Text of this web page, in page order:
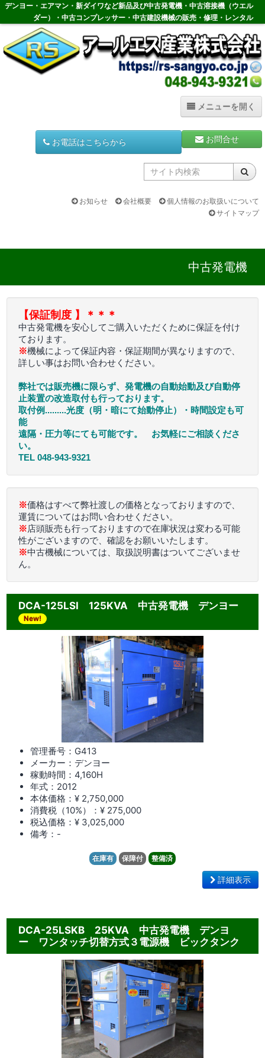
コ
ツ
デンヨー・エアマン・新ダイワなど新品及び中古発電機・中古溶接機（ウエル
ダー）・中古コンプレッサー・中古建設機械の販売・修理・レンタル
メニューを開く
ホーム
HOME
Generator
中古溶接機
Compressor
Q&A
お問合せ
お電話はこちらから
お知らせ 会社概要
個人情報のお取扱いについて
サイトマップ
中古発電機
【保証制度 】＊＊＊
中古発電機を安心してご購入いただくために保証を付け
ております。
※機械によって保証内容・保証期間が異なりますので、
詳しい事はお問い合わせください。
弊社では販売機に限らず、発電機の自動始動及び自動停
止装置の改造取付も行っております。
取付例.........光度（明・暗にて始動停止）・時間設定も可
能
遠隔・圧力等にても可能です。 お気軽にご相談くださ
い。
TEL 048-943-9321
※価格はすべて弊社渡しの価格となっておりますので、
運賃についてはお問い合わせください。
※店頭販売も行っておりますので在庫状況は変わる可能
性がございますので、確認をお願いいたします。
※中古機械については、取扱説明書はついてございませ
ん。
DCA-125LSI 125KVA 中古発電機 デンヨー
New!
管理番号：G413
メーカー：デンヨー
稼動時間：4,160H
年式：2012
本体価格：¥ 2,750,000
消費税（10%）：¥ 275,000
税込価格：¥ 3,025,000
備考：-
在庫有 保障付 整備済
詳細表示
DCA-25LSKB 25KVA 中古発電機 デンヨ
ー ワンタッチ切替方式３電源機 ビックタンク